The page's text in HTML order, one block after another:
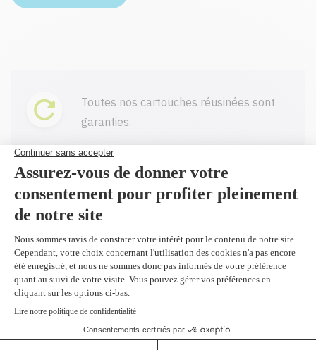
Toutes nos cartouches réusinées sont
garanties.
Livraison gratuite sur tout achat de
100$ CAD et plus avant taxes.
Profitez d'un rabais à l'achat de 2
produits identiques et plus.